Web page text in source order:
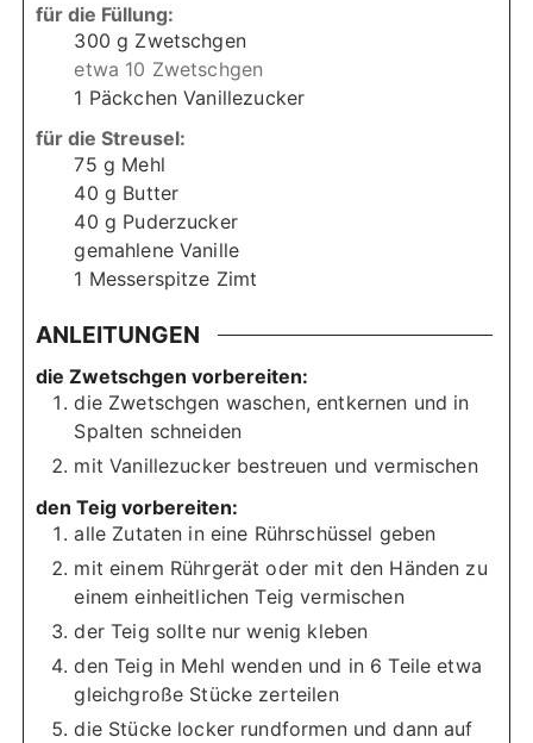
für die Füllung:
300 g Zwetschgen
etwa 10 Zwetschgen
1 Päckchen Vanillezucker
für die Streusel:
75 g Mehl
40 g Butter
40 g Puderzucker
gemahlene Vanille
1 Messerspitze Zimt
ANLEITUNGEN
die Zwetschgen vorbereiten:
die Zwetschgen waschen, entkernen und in
Spalten schneiden
mit Vanillezucker bestreuen und vermischen
den Teig vorbereiten:
alle Zutaten in eine Rührschüssel geben
mit einem Rührgerät oder mit den Händen zu
einem einheitlichen Teig vermischen
der Teig sollte nur wenig kleben
den Teig in Mehl wenden und in 6 Teile etwa
gleichgroße Stücke zerteilen
die Stücke locker rundformen und dann auf